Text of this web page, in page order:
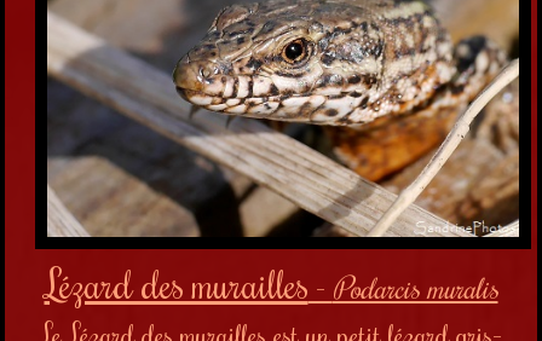
Lézard des murailles - Podarcis muralis